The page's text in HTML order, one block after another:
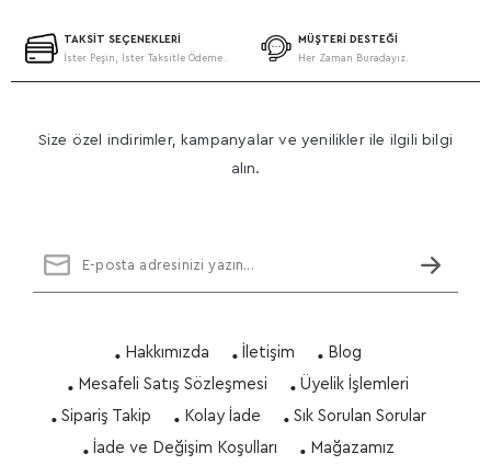
TAKSİT SEÇENEKLERİ
İster Peşin, İster Taksitle Ödeme..
MÜŞTERİ DESTEĞİ
Her Zaman Buradayız.
Size özel indirimler, kampanyalar ve yenilikler ile ilgili bilgi
alın.
Hakkımızda İletişim
Blog
Mesafeli Satış Sözleşmesi
Üyelik İşlemleri
Sipariş Takip
Kolay İade
Sık Sorulan Sorular
İade ve Değişim Koşulları
Mağazamız